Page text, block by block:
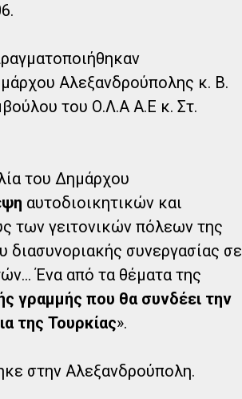
Αλεξανδρούπολης κ. Β.
του Ο.Λ.Α Α.Ε κ. Στ.
του Δημάρχου
αυτοδιοικητικών και
των γειτονικών πόλεων της
διασυνοριακής συνεργασίας σε
Ένα από τα θέματα της
γραμμής που θα συνδέει την
της Τουρκίας».
στην Αλεξανδρούπολη.